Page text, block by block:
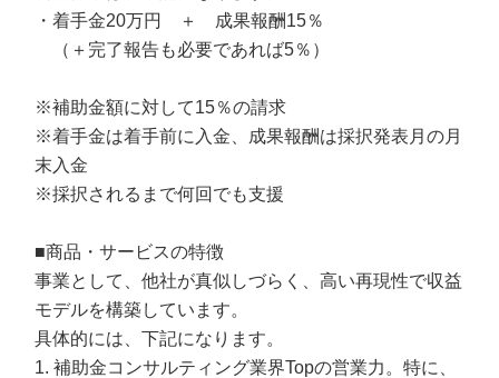
・着手金20万円 ＋ 成果報酬15％
（＋完了報告も必要であれば5％）
※補助金額に対して15％の請求
※着手金は着手前に入金、成果報酬は採択発表月の月
末入金
※採択されるまで何回でも支援
■商品・サービスの特徴
事業として、他社が真似しづらく、高い再現性で収益
モデルを構築しています。
具体的には、下記になります。
1. 補助金コンサルティング業界Topの営業力。特に、